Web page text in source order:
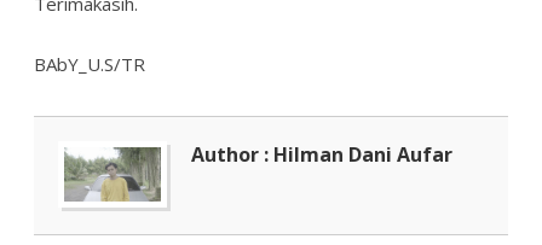
BAbY_U.S/TR
Author : Hilman Dani Aufar